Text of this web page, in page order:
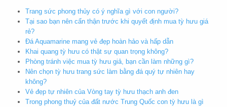
Trang sức phong thủy có ý nghĩa gì với con người?
Tại sao bạn nên cẩn thận trước khi quyết định mua tỳ hưu giá
rẻ?
Đá Aquamarine mang vẻ đẹp hoàn hảo và hấp dẫn
Khai quang tỳ hưu có thật sự quan trọng không?
Phòng tránh việc mua tỳ hưu giả, bạn cần làm những gì?
Nên chọn tỳ hưu trang sức làm bằng đá quý tự nhiên hay
không?
Vẻ đẹp tự nhiên của Vòng tay tỳ hưu thạch anh đen
Trong phong thuỷ của đất nước Trung Quốc con tỳ hưu là gì